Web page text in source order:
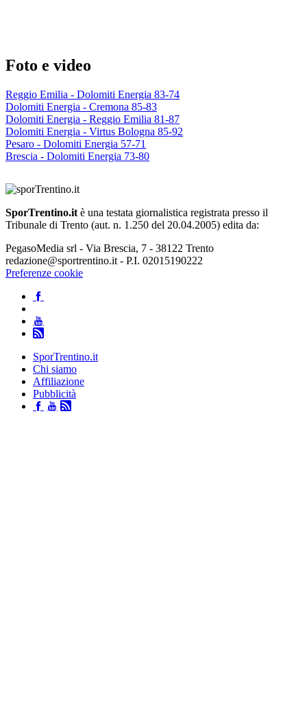
Foto e video
Reggio Emilia - Dolomiti Energia 83-74
Dolomiti Energia - Cremona 85-83
Dolomiti Energia - Reggio Emilia 81-87
Dolomiti Energia - Virtus Bologna 85-92
Pesaro - Dolomiti Energia 57-71
Brescia - Dolomiti Energia 73-80
SporTrentino.it è una testata giornalistica registrata presso il
Tribunale di Trento (aut. n. 1.250 del 20.04.2005) edita da:
PegasoMedia srl - Via Brescia, 7 - 38122 Trento
redazione@sportrentino.it - P.I. 02015190222
Preferenze cookie
SporTrentino.it
Chi siamo
Affiliazione
Pubblicità